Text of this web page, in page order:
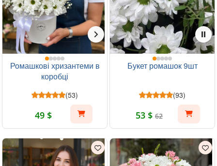
Ромашкові хризантеми в
коробці
(53)
49 $
Букет ромашок 9шт
(93)
53 $ 62